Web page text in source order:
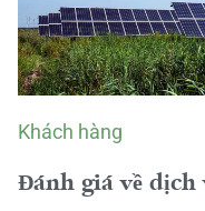
Khách hàng
Đánh giá về dịch